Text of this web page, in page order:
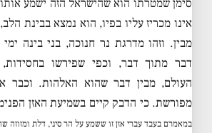
סימן שמטרתו הוא שהישראל הזה ישמע
אינו מכריז עליו בפיו, הוא נמצא בבינת
מבין. וזהו מדרגת נר חנוכה, בני בינה
דבר מתוך דבר, וכפי שפירשו
העולם, מבין דבר שהוא האלהות. וכבר
מפורשת. כי הדבק קיים בשמיעת האזן
במאמרם בעבד עברי אזן זו ששמע על הר סיני, דלת ומזוזה